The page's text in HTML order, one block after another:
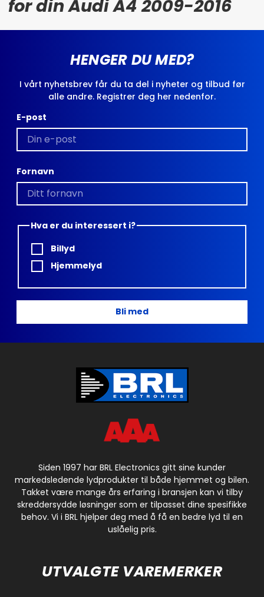
for din Audi A4 2009-2016
HENGER DU MED?
I vårt nyhetsbrev får du ta del i nyheter og tilbud før
alle andre. Registrer deg her nedenfor.
E-post
Fornavn
Hva er du interessert i?
Billyd
Hjemmelyd
Bli med
Siden 1997 har BRL Electronics gitt sine kunder
markedsledende lydprodukter til både hjemmet og bilen.
Takket være mange års erfaring i bransjen kan vi tilby
skreddersydde løsninger som er tilpasset dine spesifikke
behov. Vi i BRL hjelper deg med å få en bedre lyd til en
uslåelig pris.
UTVALGTE VAREMERKER